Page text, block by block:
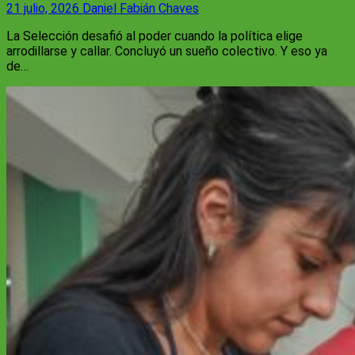
21 julio, 2026 Daniel Fabián Chaves
La Selección desafió al poder cuando la política elige
arrodillarse y callar. Concluyó un sueño colectivo. Y eso ya
de…